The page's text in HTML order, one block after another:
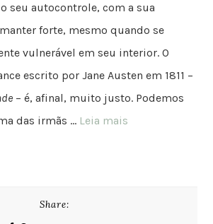
seu autocontrole, com a sua
forte, mesmo quando se
vulnerável em seu interior. O
escrito por Jane Austen em 1811 –
– é, afinal, muito justo. Podemos
das irmãs … Leia mais
Share: